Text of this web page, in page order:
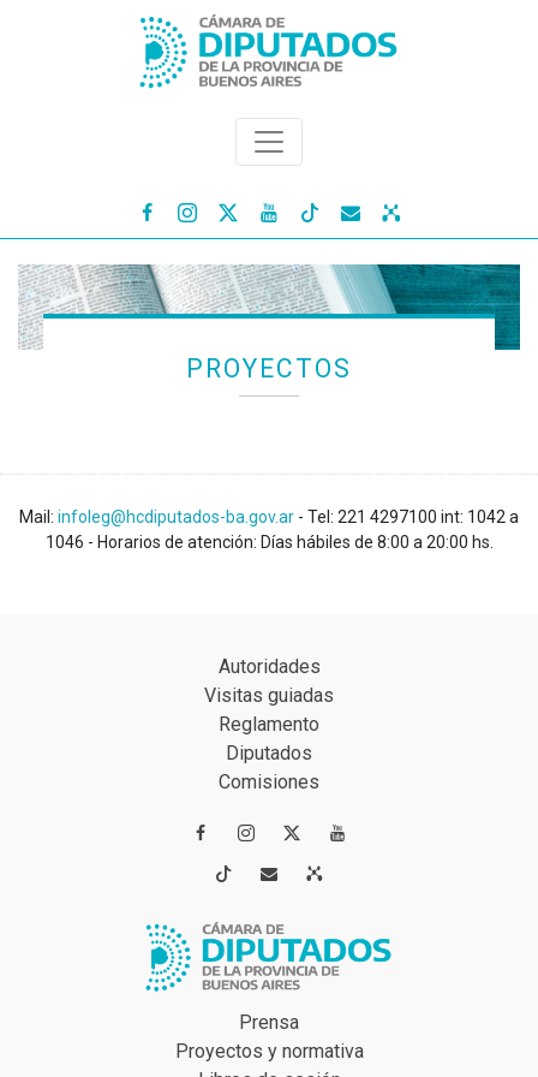
   
PROYECTOS
Mail: infoleg@hcdiputados-ba.gov.ar - Tel: 221 4297100 int: 1042 a
1046 - Horarios de atención: Días hábiles de 8:00 a 20:00 hs.
Autoridades
Visitas guiadas
Reglamento
Diputados
Comisiones
 
 
Prensa
Proyectos y normativa